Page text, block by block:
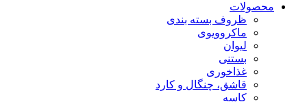
محصولات
ظروف بسته بندی
ماکروویوی
لیوان
بستنی
غذاخوری
قاشق، چنگال و کارد
کاسه